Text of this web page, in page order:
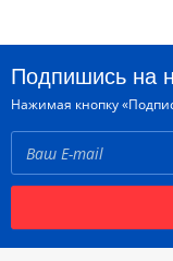
Подпишись на
Нажимая кнопку